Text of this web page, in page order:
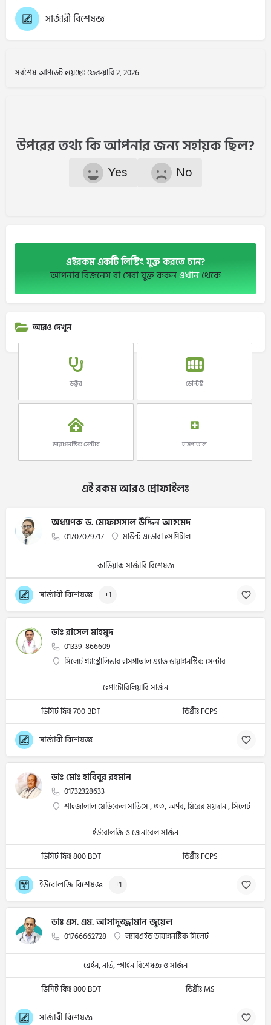
সার্জারী বিশেষজ্ঞ
সর্বশেষ আপডেট হয়েছেঃ ফেব্রুয়ারি 2, 2026
উপরের তথ্য কি আপনার জন্য সহায়ক ছিল?
Yes No
এইরকম একটি লিস্টিং যুক্ত করতে চান?
আপনার বিজনেস বা সেবা যুক্ত করুনএখানথেকে
আরও দেখুন
ডক্টর ডেন্টিস্ট
ডায়াগনস্টিক সেন্টার হাসপাতাল
এই রকম আরও প্রোফাইলঃ
অধ্যাপক ড. মোফাসসাল উদ্দিন আহমেদ
01707079717 মাউন্ট এডোরা হসপিটাল
কার্ডিয়াক সার্জারি বিশেষজ্ঞ
সার্জারী বিশেষজ্ঞ +1
ডাঃ রাসেল মাহমুদ
01339-866609
সিলেট গ্যাস্ট্রোলিভার হাসপাতাল এ্যান্ড ডায়াগনস্টিক সেন্টার
হেপাটোবিলিয়ারি সার্জন
ভিসিট ফিঃ 700 BDT
ডিগ্রীঃ FCPS
সার্জারী বিশেষজ্ঞ
ডাঃ মোঃ হাবিবুর রহমান
01732328633
শাহজালাল মেডিকেল সার্ভিসে , ৩৩, অর্ণব, মিরের ময়দান , সিলেট
ইউরোলজি ও জেনারেল সার্জন
ভিসিট ফিঃ 800 BDT
ডিগ্রীঃ FCPS
ইউরোলজি বিশেষজ্ঞ +1
ডাঃ এস. এম. আসাদুজ্জামান জুয়েল
01766662728 ল্যাবএইড ডায়াগনষ্টিক সিলেট
ব্রেইন, নার্ভ, স্পাইন বিশেষজ্ঞ ও সার্জন
ভিসিট ফিঃ 800 BDT
ডিগ্রীঃ MS
সার্জারী বিশেষজ্ঞ